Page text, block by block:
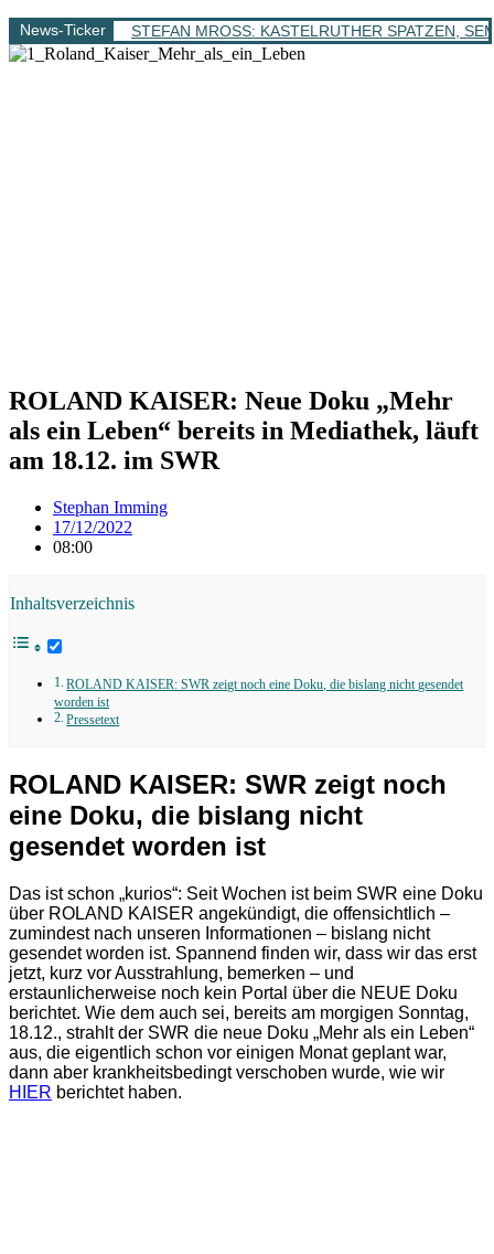
News-Ticker STEFAN MROSS: KASTELRUTHER SPATZEN,
ROLAND KAISER: Neue Doku „Mehr
als ein Leben“ bereits in Mediathek, läuft
am 18.12. im SWR
Stephan Imming
17/12/2022
08:00
Inhaltsverzeichnis
ROLAND KAISER: SWR zeigt noch eine Doku, die bislang nicht gesendet
worden ist
Pressetext
ROLAND KAISER: SWR zeigt noch
eine Doku, die bislang nicht
gesendet worden ist
Das ist schon „kurios“: Seit Wochen ist beim SWR eine Doku
über ROLAND KAISER angekündigt, die offensichtlich –
zumindest nach unseren Informationen – bislang nicht
gesendet worden ist. Spannend finden wir, dass wir das erst
jetzt, kurz vor Ausstrahlung, bemerken – und
erstaunlicherweise noch kein Portal über die NEUE Doku
berichtet. Wie dem auch sei, bereits am morgigen Sonntag,
18.12., strahlt der SWR die neue Doku „Mehr als ein Leben“
aus, die eigentlich schon vor einigen Monat geplant war,
dann aber krankheitsbedingt verschoben wurde, wie wir
HIER berichtet haben.